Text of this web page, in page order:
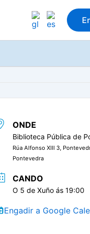
ONDE
Biblioteca Pública de
Rúa Alfonso XIII 3,
Pontevedra
CANDO
O 5 de Xuño ás 19:00
Engadir a Google